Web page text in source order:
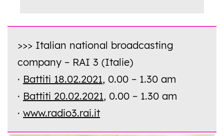
>>> Italian national broadcasting
company – RAI 3 (Italie)
· Battiti 18.02.2021, 0.00 – 1.30 am
· Battiti 20.02.2021, 0.00 – 1.30 am
· www.radio3.rai.it